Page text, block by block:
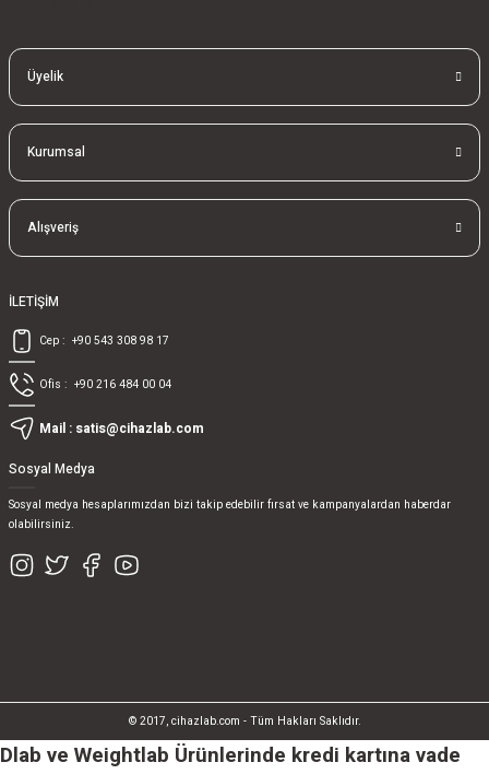
Üyelik
Kurumsal
Alışveriş
İLETİŞİM
Cep : +90 543 308 98 17
Ofis : +90 216 484 00 04
Mail : satis@cihazlab.com
Sosyal Medya
Sosyal medya hesaplarımızdan bizi takip edebilir fırsat ve kampanyalardan haberdar
olabilirsiniz.
© 2017, cihazlab.com - Tüm Hakları Saklıdır.
Dlab ve Weightlab Ürünlerinde kredi kartına vade